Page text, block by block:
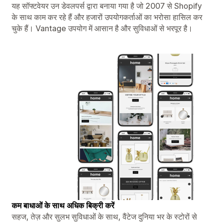
यह सॉफ्टवेयर उन डेवलपर्स द्वारा बनाया गया है जो 2007 से Shopify
के साथ काम कर रहे हैं और हजारों उपयोगकर्ताओं का भरोसा हासिल कर
चुके हैं। Vantage उपयोग में आसान है और सुविधाओं से भरपूर है।
कम बाधाओं के साथ अधिक बिक्री करें
सहज, तेज़ और सुलभ सुविधाओं के साथ, वैंटेज दुनिया भर के स्टोरों से